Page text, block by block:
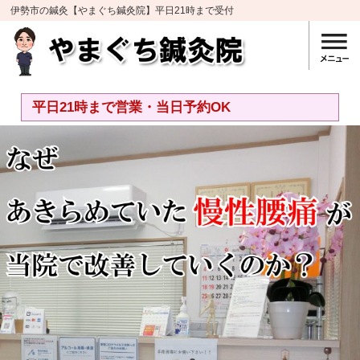
伊勢市の鍼灸【やまぐち鍼灸院】平日21時まで受付
平日21時まで営業・当日予約OK